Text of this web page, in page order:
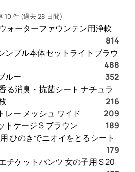
10 件 (過去 28 日間)
ォーターファウンテン用浄軟
814
ンプル本体セットライトブラウ
488
ルー
352
る消臭・抗菌シート ナチュラ
216
レー メッシュ ワイド
209
トケージ S ブラウン
189
ひのきでニオイをとるシート
179
チケットパンツ 女の子用 S 20